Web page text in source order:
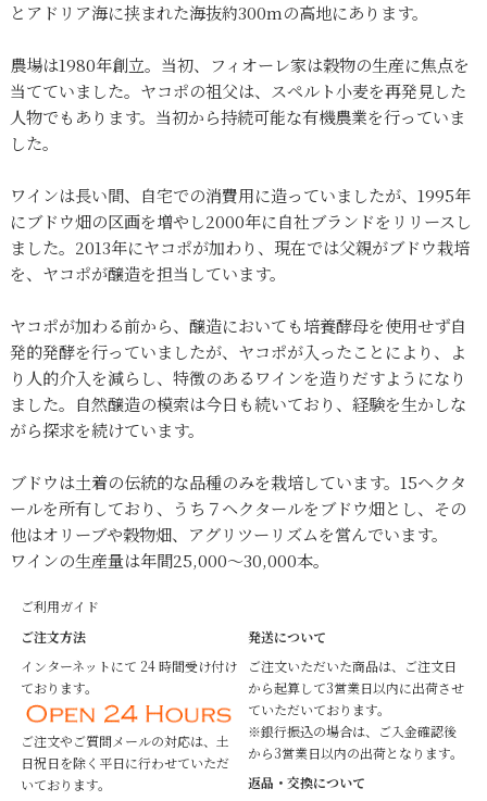
とアドリア海に挟まれた海抜約300mの高地にあります。
農場は1980年創立。当初、フィオーレ家は穀物の生産に焦点を
当てていました。ヤコポの祖父は、スペルト小麦を再発見した
人物でもあります。当初から持続可能な有機農業を行っていま
した。
ワインは長い間、自宅での消費用に造っていましたが、1995年
にブドウ畑の区画を増やし2000年に自社ブランドをリリースし
ました。2013年にヤコポが加わり、現在では父親がブドウ栽培
を、ヤコポが醸造を担当しています。
ヤコポが加わる前から、醸造においても培養酵母を使用せず自
発的発酵を行っていましたが、ヤコポが入ったことにより、よ
り人的介入を減らし、特徴のあるワインを造りだすようになり
ました。自然醸造の模索は今日も続いており、経験を生かしな
がら探求を続けています。
ブドウは土着の伝統的な品種のみを栽培しています。15ヘクタ
ールを所有しており、うち７ヘクタールをブドウ畑とし、その
他はオリーブや穀物畑、アグリツーリズムを営んでいます。
ワインの生産量は年間25,000～30,000本。
ご利用ガイド
ご注文方法
インターネットにて 24 時間受け付け
ております。
ご注文やご質問メールの対応は、土
日祝日を除く平日に行わせていただ
いております。
発送について
ご注文いただいた商品は、ご注文日
から起算して3営業日以内に出荷させ
ていただいております。
※銀行振込の場合は、ご入金確認後
から3営業日以内の出荷となります。
返品・交換について